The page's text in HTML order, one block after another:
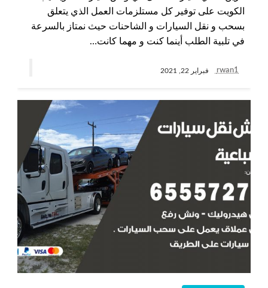
الكويت على توفير كل مستلزمات العمل الذي يتعلق
بسحب و نقل السيارات و الشاحنات حيث نمتاز بالسرعة
في تلبية الطلب أينما كنت و مهما كانت…
rwan1 فبراير 22, 2021